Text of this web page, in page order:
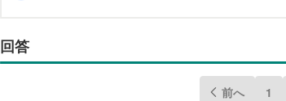
回答
前へ 1